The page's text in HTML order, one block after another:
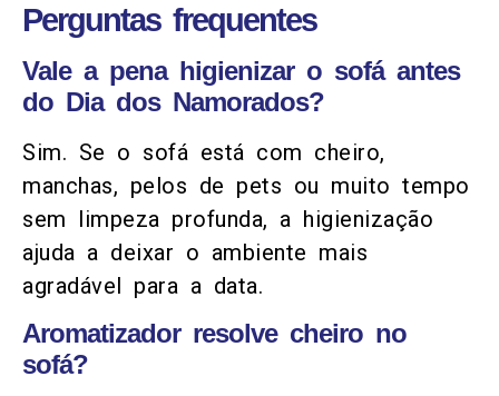
Perguntas frequentes
Vale a pena higienizar o sofá antes
do Dia dos Namorados?
Sim. Se o sofá está com cheiro,
manchas, pelos de pets ou muito tempo
sem limpeza profunda, a higienização
ajuda a deixar o ambiente mais
agradável para a data.
Aromatizador resolve cheiro no
sofá?